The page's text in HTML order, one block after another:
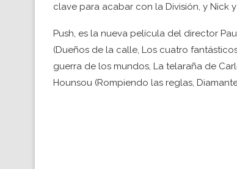
clave para acabar con la División, y Nick
Push, es la nueva película del director
(Dueños de la calle, Los cuatro
guerra de los mundos, La telaraña de
Hounsou (Rompiendo las reglas,